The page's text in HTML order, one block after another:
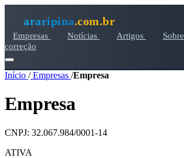
araripina.com.br
Empresas Notícias Artigos Sobre
correção
Início /Empresas /Empresa
Empresa
CNPJ: 32.067.984/0001-14
ATIVA